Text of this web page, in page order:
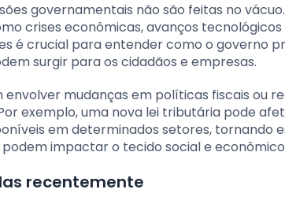
governamentais não são feitas no
crises econômicas, avanços tecnológicos
é crucial para entender como o governo
surgir para os cidadãos e empresas.
mudanças em políticas fiscais ou
exemplo, uma nova lei tributária pode
em determinados setores, tornando
impactar o tecido social e
recentemente